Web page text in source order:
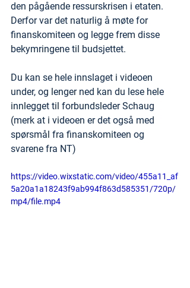
den pågående ressurskrisen i etaten.
Derfor var det naturlig å møte for
finanskomiteen og legge frem disse
bekymringene til budsjettet.
Du kan se hele innslaget i videoen
under, og lenger ned kan du lese hele
innlegget til forbundsleder Schaug
(merk at i videoen er det også med
spørsmål fra finanskomiteen og
svarene fra NT)
https://video.wixstatic.com/video/455a11_af
5a20a1a18243f9ab994f863d585351/720p/
mp4/file.mp4